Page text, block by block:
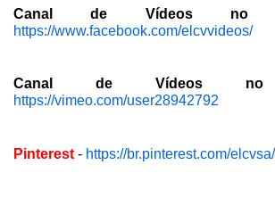
Canal de Vídeos
https://www.facebook.com/elcvvideos/
Canal de Vídeos
https://vimeo.com/user28942792
Pinterest - https://br.pinterest.com/elcvsa/